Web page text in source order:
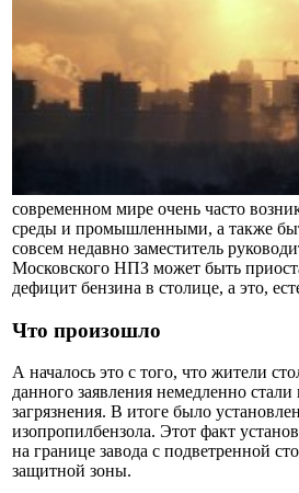
современном мире очень часто
среды и промышленными, а также
совсем недавно заместитель
Московского НПЗ может быть
дефицит бензина в столице, а это,
Что произошло
А началось это с того, что жители
данного заявления немедленно
загрязнения. В итоге было
изопропилбензола. Этот факт
на границе завода с подветренной
защитной зоны.